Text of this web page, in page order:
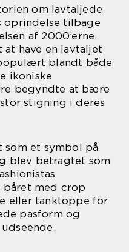
om lavtaljede
oprindelse tilbage
af 2000’erne.
have en lavtaljet
blandt både
ikoniske
begyndte at bære
stigning i deres
som et symbol på
blev betragtet som
med crop
eller tanktoppe for
pasform og